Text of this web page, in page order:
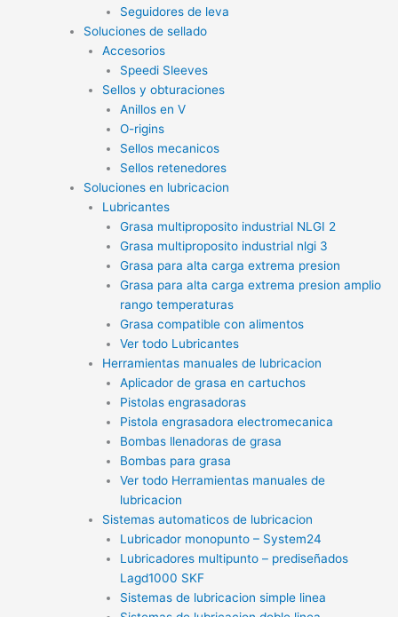
Seguidores de leva
Soluciones de sellado
Accesorios
Speedi Sleeves
Sellos y obturaciones
Anillos en V
O-rigins
Sellos mecanicos
Sellos retenedores
Soluciones en lubricacion
Lubricantes
Grasa multiproposito industrial NLGI 2
Grasa multiproposito industrial nlgi 3
Grasa para alta carga extrema presion
Grasa para alta carga extrema presion amplio
rango temperaturas
Grasa compatible con alimentos
Ver todo Lubricantes
Herramientas manuales de lubricacion
Aplicador de grasa en cartuchos
Pistolas engrasadoras
Pistola engrasadora electromecanica
Bombas llenadoras de grasa
Bombas para grasa
Ver todo Herramientas manuales de
lubricacion
Sistemas automaticos de lubricacion
Lubricador monopunto – System24
Lubricadores multipunto – prediseñados
Lagd1000 SKF
Sistemas de lubricacion simple linea